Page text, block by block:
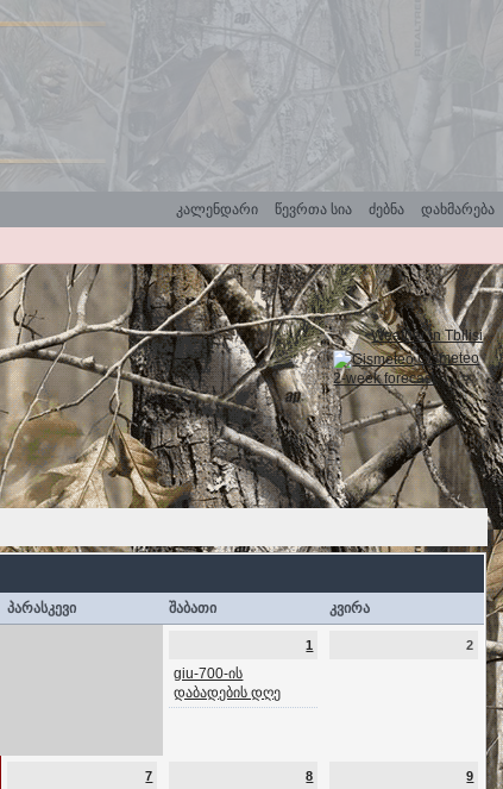
დახმარება
ძებნა
წევრთა სია
კალენდარი
Weather in Tbilisi
Gismeteo
2-week forecast
პარასკევი შაბათი კვირა
1
giu-700-ის
დაბადების დღე
2
7 8 9